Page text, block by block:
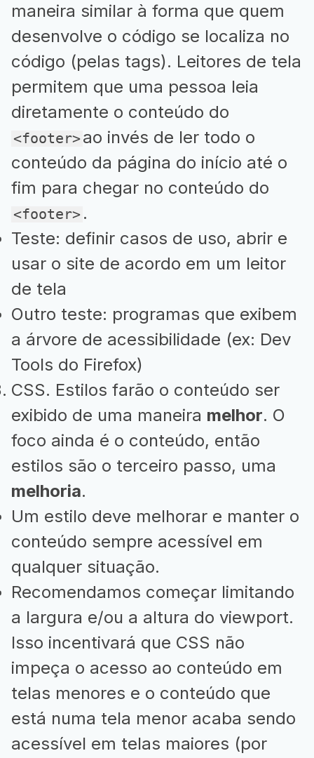
maneira similar à forma que quem
desenvolve o código se localiza no
código (pelas tags). Leitores de tela
permitem que uma pessoa leia
diretamente o conteúdo do
<footer>ao invés de ler todo o
conteúdo da página do início até o
fim para chegar no conteúdo do
<footer> .
Teste: definir casos de uso, abrir e
usar o site de acordo em um leitor
de tela
Outro teste: programas que exibem
a árvore de acessibilidade (ex: Dev
Tools do Firefox)
CSS. Estilos farão o conteúdo ser
exibido de uma maneira melhor. O
foco ainda é o conteúdo, então
estilos são o terceiro passo, uma
melhoria.
Um estilo deve melhorar e manter o
conteúdo sempre acessível em
qualquer situação.
Recomendamos começar limitando
a largura e/ou a altura do viewport.
Isso incentivará que CSS não
impeça o acesso ao conteúdo em
telas menores e o conteúdo que
está numa tela menor acaba sendo
acessível em telas maiores (por